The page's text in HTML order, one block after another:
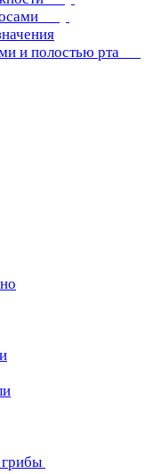
и полостью рта